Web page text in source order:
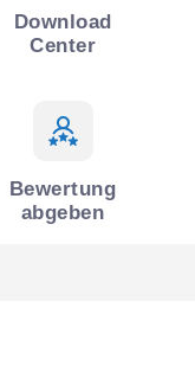
Download
Center
Bewertung
abgeben